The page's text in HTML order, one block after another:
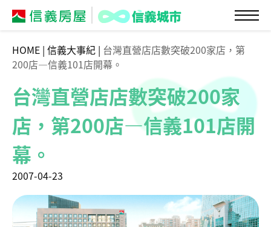
HOME | 信義大事紀 | 台灣直營店店數突破200家店，第
200店—信義101店開幕。
台灣直營店店數突破200家
店，第200店—信義101店開
幕。
2007-04-23